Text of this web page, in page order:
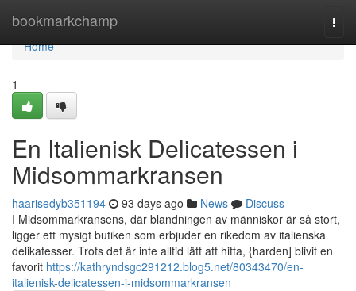
bookmarkchamp
Home
Home
1
En Italienisk Delicatessen i
Midsommarkransen
haarisedyb351194 93 days ago News
Discuss
I Midsommarkransens, där blandningen av människor är så stort,
ligger ett mysigt butiken som erbjuder en rikedom av italienska
delikatesser. Trots det är inte alltid lätt att hitta, {harden] blivit en
favorit https://kathryndsgc291212.blog5.net/80343470/en-
italienisk-delicatessen-i-midsommarkransen